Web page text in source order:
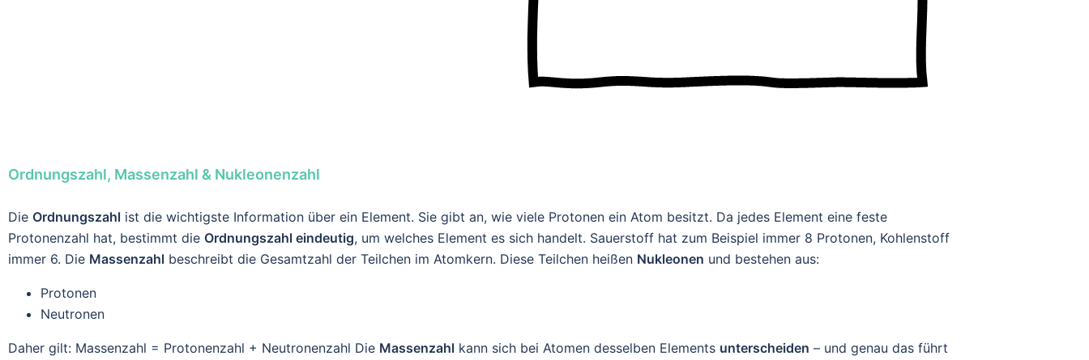
Ordnungszahl, Massenzahl & Nukleonenzahl
Die Ordnungszahl ist die wichtigste Information über ein Element. Sie gibt an, wie viele Protonen ein Atom besitzt. Da jedes Element eine feste
Protonenzahl hat, bestimmt die Ordnungszahl eindeutig, um welches Element es sich handelt. Sauerstoff hat zum Beispiel immer 8 Protonen, Kohlenstoff
immer 6. Die Massenzahl beschreibt die Gesamtzahl der Teilchen im Atomkern. Diese Teilchen heißen Nukleonen und bestehen aus:
Protonen
Neutronen
Daher gilt: Massenzahl = Protonenzahl + Neutronenzahl Die Massenzahl kann sich bei Atomen desselben Elements unterscheiden – und genau das führt